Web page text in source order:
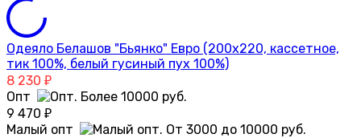
Одеяло Белашов "Бьянко" Евро (200х220, кассетное,
тик 100%, белый гусиный пух 100%)
8 230 ₽
Опт
9 470 ₽
Малый опт